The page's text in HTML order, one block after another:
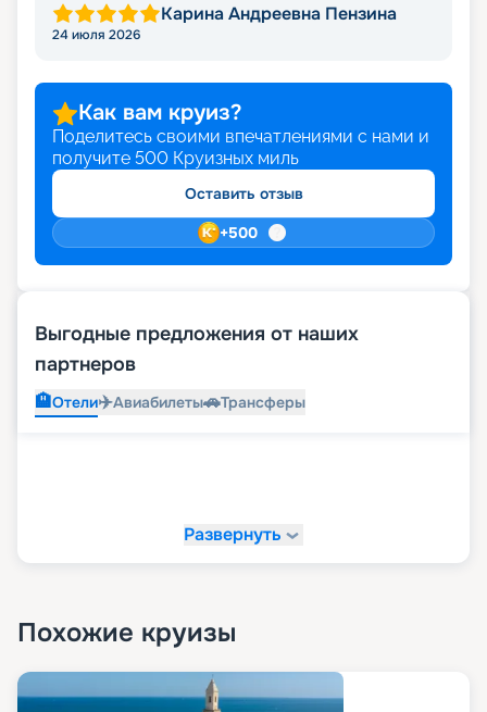
Карина Андреевна Пензина
24 июля 2026
Как вам круиз?
Поделитесь своими впечатлениями с нами и
получите 500 Круизных миль
Оставить отзыв
+500
Выгодные предложения от наших
партнеров
🏨Отели✈️Авиабилеты🚗Трансферы
Развернуть
Похожие круизы